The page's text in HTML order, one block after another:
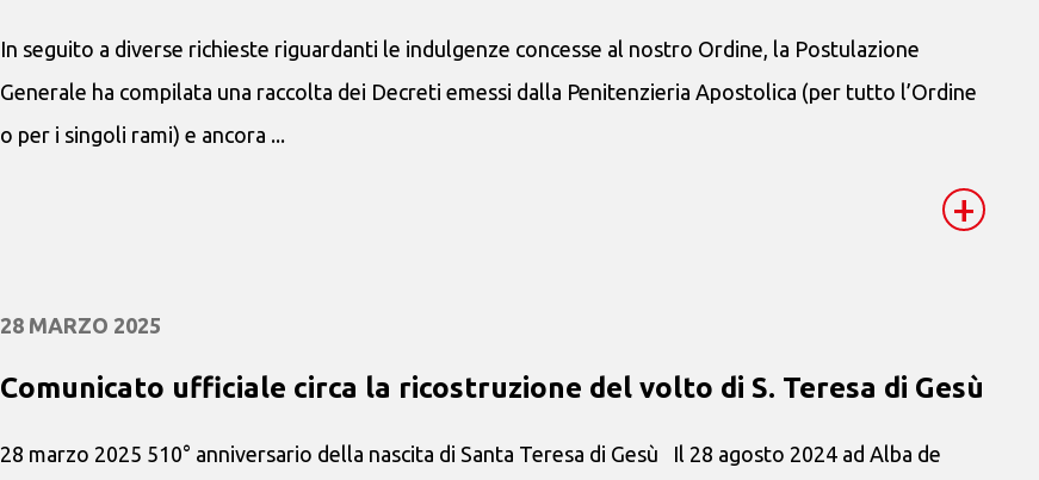
In seguito a diverse richieste riguardanti le indulgenze concesse al nostro Ordine, la Postulazione
Generale ha compilata una raccolta dei Decreti emessi dalla Penitenzieria Apostolica (per tutto l’Ordine
o per i singoli rami) e ancora ...
+
28 MARZO 2025
Comunicato ufficiale circa la ricostruzione del volto di S. Teresa di Gesù
28 marzo 2025 510° anniversario della nascita di Santa Teresa di Gesù Il 28 agosto 2024 ad Alba de